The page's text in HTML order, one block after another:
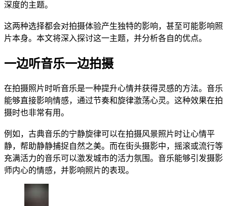
深度的主题。
这两种选择都会对拍摄体验产生独特的影响，甚至可能影响照
片本身。本文将深入探讨这一主题，并分析各自的优点。
一边听音乐一边拍摄
在拍摄照片时听音乐是一种提升心情并获得灵感的方法。音乐
能够直接影响情感，通过节奏和旋律激荡心灵。这种效果在拍
摄时也非常有用。
例如，古典音乐的宁静旋律可以在拍摄风景照片时让心情平
静，帮助静静捕捉自然之美。而在街头摄影中，摇滚或流行等
充满活力的音乐可以激发城市的活力氛围。音乐能够引发摄影
师内心的情感，并影响照片的表现。